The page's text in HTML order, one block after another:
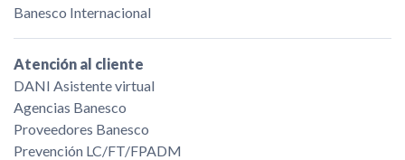
Banesco Internacional
Atención al cliente
DANI Asistente virtual
Agencias Banesco
Proveedores Banesco
Prevención LC/FT/FPADM